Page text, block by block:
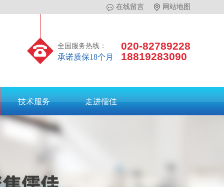
在线留言 网站地图
全国服务热线：
承诺质保18个月
020-82789228
18819283090
技术服务 走进儒佳